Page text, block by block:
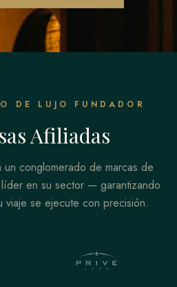
DE LUJO FUNDADOR
Afiliadas
un conglomerado de marcas de
en su sector — garantizando
se ejecute con precisión.